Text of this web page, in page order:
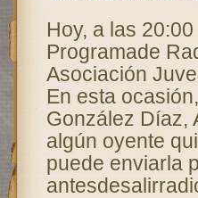
Hoy, a las
Programade
Asociación
En esta
González Díaz,
algún oyente
puede enviarla